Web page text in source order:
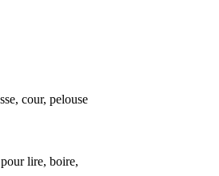
cour, pelouse
lire, boire,